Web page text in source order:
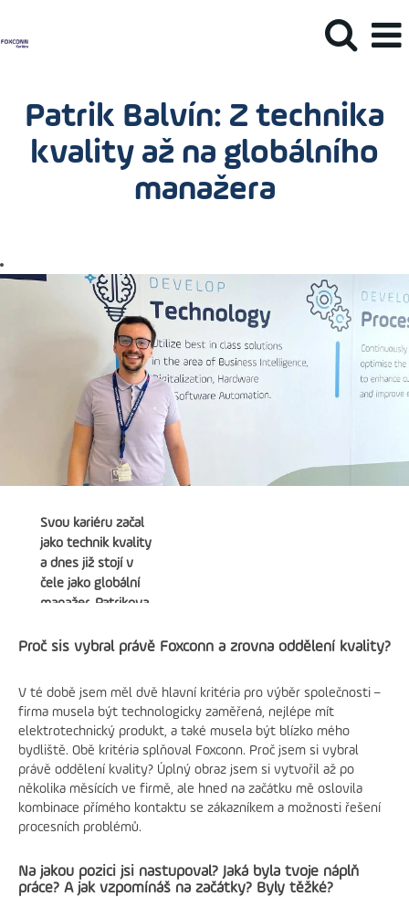
Patrik Balvín: Z technika
kvality až na globálního
manažera
Svou kariéru začal
jako technik kvality
a dnes již stojí v
čele jako globální
manažer. Patrikova
Foxconnu je
hledají růst a vývoj
na své pracovní
dráze. Přečtěte si,
co ho u nás drží už
13 let, jakým
způsobem zvládal
výzvy, jaké rady má
podobném úspěchu
a nechte se
Proč sis vybral právě Foxconn a zrovna oddělení kvality?
V té době jsem měl dvě hlavní kritéria pro výběr společnosti –
firma musela být technologicky zaměřená, nejlépe mít
elektrotechnický produkt, a také musela být blízko mého
bydliště. Obě kritéria splňoval Foxconn. Proč jsem si vybral
právě oddělení kvality? Úplný obraz jsem si vytvořil až po
několika měsících ve firmě, ale hned na začátku mě oslovila
kombinace přímého kontaktu se zákazníkem a možnosti řešení
procesních problémů.
Na jakou pozici jsi nastupoval? Jaká byla tvoje náplň
práce? A jak vzpomínáš na začátky? Byly těžké?